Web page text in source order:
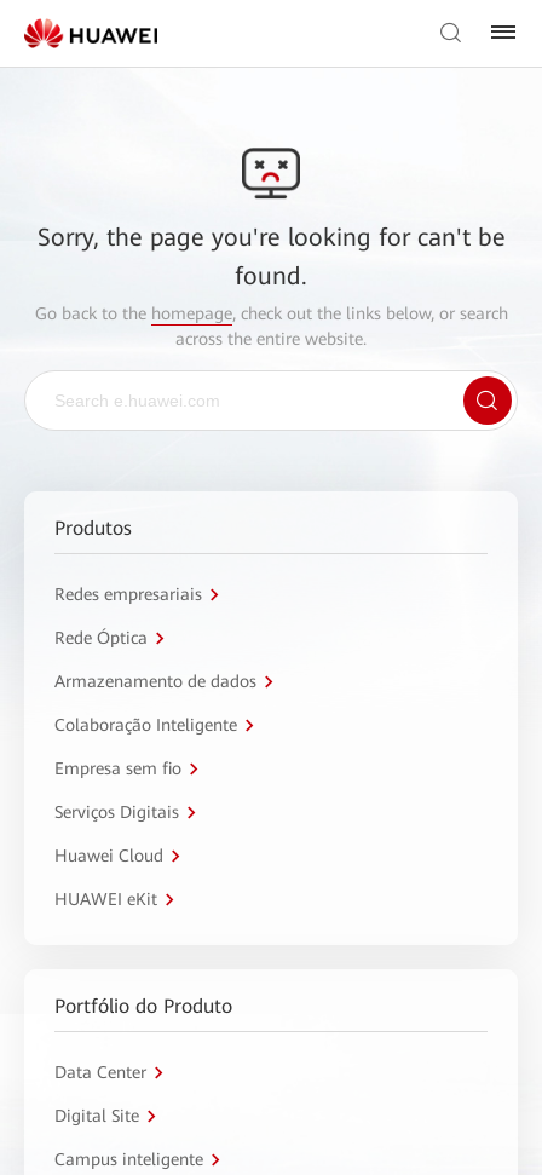
Sorry, the page you're looking for can't be
found.
Go back to the homepage, check out the links below, or search
across the entire website.
Produtos
Redes empresariais
Rede Óptica
Armazenamento de dados
Colaboração Inteligente
Empresa sem fio
Serviços Digitais
Huawei Cloud
HUAWEI eKit
Portfólio do Produto
Data Center
Digital Site
Campus inteligente